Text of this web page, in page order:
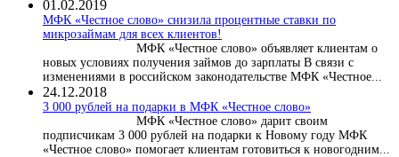
01.02.2019
МФК «Честное слово» снизила процентные ставки по
микрозаймам для всех клиентов!
МФК «Честное слово» объявляет клиентам о
новых условиях получения займов до зарплаты В связи с
изменениями в российском законодательстве МФК «Честное...
24.12.2018
3 000 рублей на подарки в МФК «Честное слово»
МФК «Честное слово» дарит своим
подписчикам 3 000 рублей на подарки к Новому году МФК
«Честное слово» помогает клиентам готовиться к новогодним...